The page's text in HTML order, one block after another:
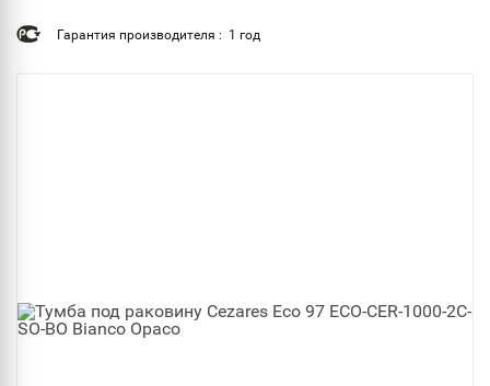
Гарантия производителя : 1 год